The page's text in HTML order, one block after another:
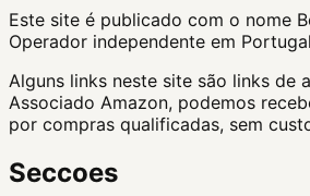
Este site é publicado com o nome
Operador independente em
Alguns links neste site são links de
Associado Amazon, podemos
por compras qualificadas, sem
Seccoes